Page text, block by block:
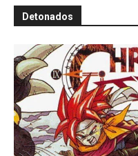
Detonados